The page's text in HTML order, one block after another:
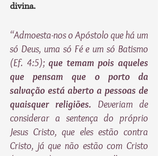
divina.
“Admoesta-nos o Apóstolo que há um
só Deus, uma só Fé e um só Batismo
(Ef. 4:5);que temam pois aqueles
que pensam que o porto da
salvação está aberto a pessoas de
quaisquer religiões. Deveriam de
considerar a sentença do próprio
Jesus Cristo, que eles estão contra
Cristo, já que não estão com Cristo